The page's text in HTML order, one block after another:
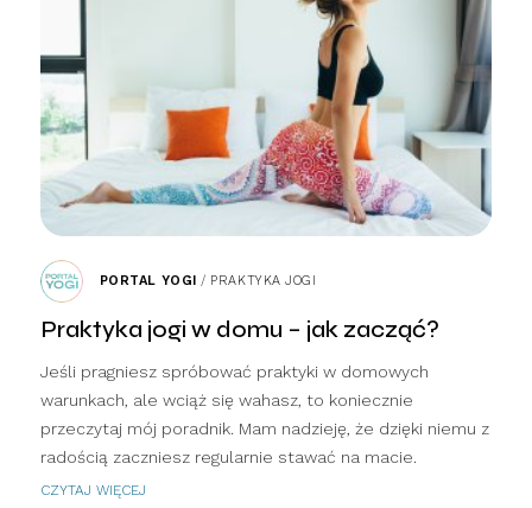
PORTAL YOGI / PRAKTYKA JOGI
Praktyka jogi w domu – jak zacząć?
Jeśli pragniesz spróbować praktyki w domowych
warunkach, ale wciąż się wahasz, to koniecznie
przeczytaj mój poradnik. Mam nadzieję, że dzięki niemu z
radością zaczniesz regularnie stawać na macie.
CZYTAJ WIĘCEJ